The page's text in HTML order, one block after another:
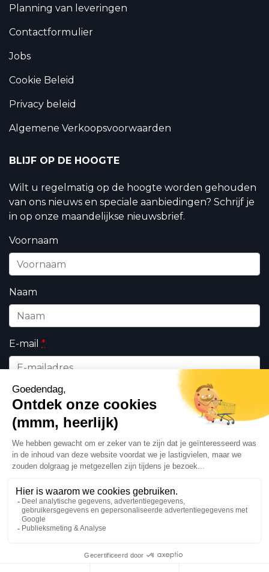
Planning van leveringen
Contactformulier
Jobs
Cookie Beleid
Privacy beleid
Algemene Verkoopsvoorwaarden
BLIJF OP DE HOOGTE
Wilt u regelmatig op de hoogte worden gehouden
van ons nieuws en speciale aanbiedingen? Schrijf je
in op onze maandelijkse nieuwsbrief.
Voornaam
Naam
E-mail *
Wie bent u ?
Ik geef DHK toestemming om de op dit formulier
ingevulde persoonsgegevens te gebruiken in
het kader van mijn verzoek en de commerciële
overeenstemming met onsprivacy beleid
zijn voor het exclusieve gebruik van DHK.
Ja, ik wil de DHK nieuwsbrief ontvangen.